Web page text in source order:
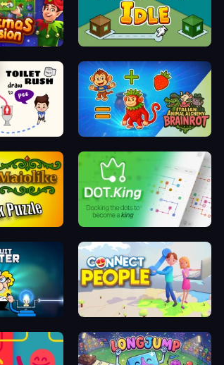
Connect idle
Puzzle
Connect People: State Control